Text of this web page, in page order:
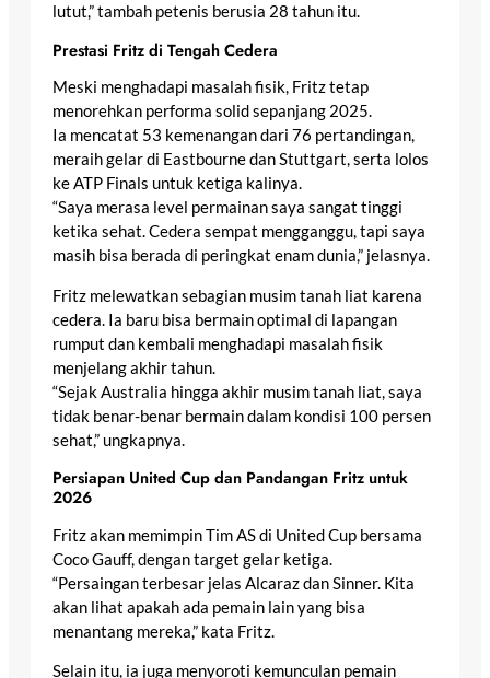
lutut,” tambah petenis berusia 28 tahun itu.
Prestasi Fritz di Tengah Cedera
Meski menghadapi masalah fisik, Fritz tetap
menorehkan performa solid sepanjang 2025.
Ia mencatat 53 kemenangan dari 76 pertandingan,
meraih gelar di Eastbourne dan Stuttgart, serta lolos
ke ATP Finals untuk ketiga kalinya.
“Saya merasa level permainan saya sangat tinggi
ketika sehat. Cedera sempat mengganggu, tapi saya
masih bisa berada di peringkat enam dunia,” jelasnya.
Fritz melewatkan sebagian musim tanah liat karena
cedera. Ia baru bisa bermain optimal di lapangan
rumput dan kembali menghadapi masalah fisik
menjelang akhir tahun.
“Sejak Australia hingga akhir musim tanah liat, saya
tidak benar-benar bermain dalam kondisi 100 persen
sehat,” ungkapnya.
Persiapan United Cup dan Pandangan Fritz untuk
2026
Fritz akan memimpin Tim AS di United Cup bersama
Coco Gauff, dengan target gelar ketiga.
“Persaingan terbesar jelas Alcaraz dan Sinner. Kita
akan lihat apakah ada pemain lain yang bisa
menantang mereka,” kata Fritz.
Selain itu, ia juga menyoroti kemunculan pemain